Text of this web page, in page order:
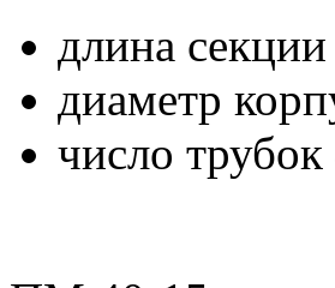
длина
диаметр
число